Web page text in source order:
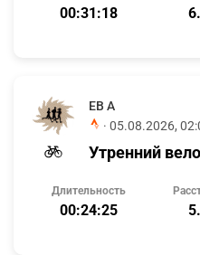
00:31:18
ЕВ А
· 05.08.2026,
Утренний
Длительность
00:24:25